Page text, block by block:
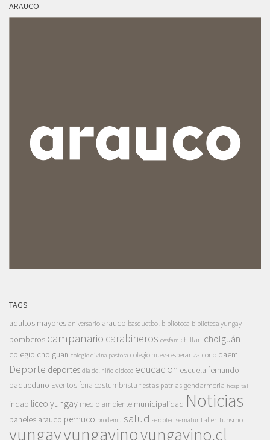
ARAUCO
TAGS
adultos mayores aniversario arauco basquetbol biblioteca biblioteca yungay
bomberos campanario carabineros cesfam chillan cholguán
colegio cholguan colegio divina pastora colegio nueva esperanza corfo daem
Deporte deportes dia del niño dideco educacion escuela fernando
baquedano Eventosferia costumbrista fiestas patrias gendarmeria hospital
indap liceo yungay medio ambiente municipalidad Noticias
paneles arauco pemuco prodemu salud sercotec sernatur taller Turismo
yungayyungayinoyungayino.cl